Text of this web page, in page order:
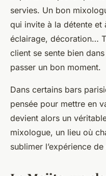
servies. Un bon
qui invite à la détente et
éclairage, décoration…
client se sente bien
passer un bon moment.
Dans certains bars
pensée pour mettre en
devient alors un
mixologue, un lieu où
sublimer l’expérience